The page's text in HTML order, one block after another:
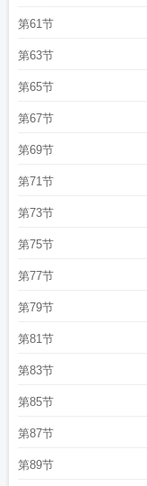
第61节
第63节
第65节
第67节
第69节
第71节
第73节
第75节
第77节
第79节
第81节
第83节
第85节
第87节
第89节